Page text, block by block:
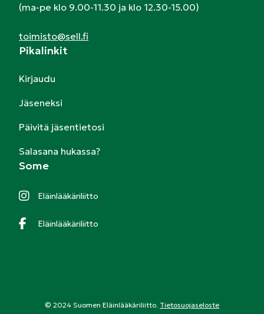
(ma-pe klo 9.00-11.30 ja klo 12.30-15.00)
toimisto@sell.fi
Pikalinkit
Kirjaudu
Jäseneksi
Päivitä jäsentietosi
Salasana hukassa?
Some
Eläinlääkäriliitto
Eläinlääkäriliitto
© 2024 Suomen Eläinlääkäriliitto. Tietosuojaseloste